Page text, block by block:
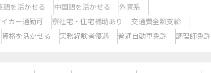
語を活かせる 中国語を活かせる
外資系
イカー通勤可 寮社宅・住宅補助あり
交通費全額支給
資格を活かせる 実務経験者優遇 普通自動車免許 調理師免許